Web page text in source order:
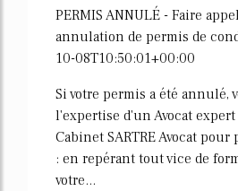
PERMIS ANNULÉ - Faire
annulation de permis de
10-08T10:50:01+00:00
Si votre permis a été annulé,
l'expertise d'un Avocat
Cabinet SARTRE Avocat
: en repérant tout vice de
votre...